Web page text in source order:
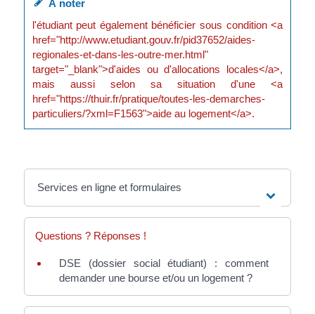
À noter
l'étudiant peut également bénéficier sous condition <a
href="http://www.etudiant.gouv.fr/pid37652/aides-
regionales-et-dans-les-outre-mer.html"
target="_blank">d'aides ou d'allocations locales</a>,
mais aussi selon sa situation d'une <a
href="https://thuir.fr/pratique/toutes-les-demarches-
particuliers/?xml=F1563">aide au logement</a>.
Services en ligne et formulaires
Questions ? Réponses !
DSE (dossier social étudiant) : comment
demander une bourse et/ou un logement ?